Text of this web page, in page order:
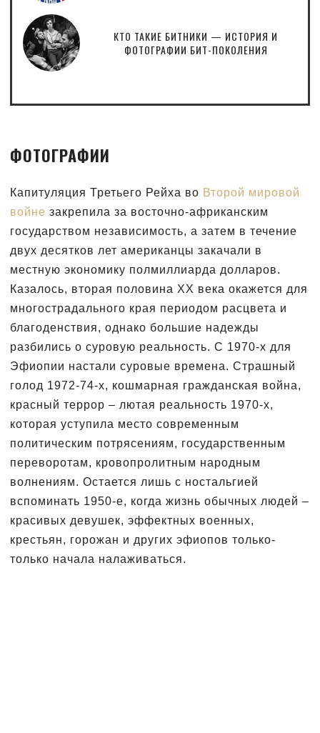
КТО ТАКИЕ БИТНИКИ — ИСТОРИЯ И
ФОТОГРАФИИ БИТ-ПОКОЛЕНИЯ
ФОТОГРАФИИ
Капитуляция Третьего Рейха во Второй мировой
войне закрепила за восточно-африканским
государством независимость, а затем в течение
двух десятков лет американцы закачали в
местную экономику полмиллиарда долларов.
Казалось, вторая половина XX века окажется для
многострадального края периодом расцвета и
благоденствия, однако большие надежды
разбились о суровую реальность. С 1970-х для
Эфиопии настали суровые времена. Страшный
голод 1972-74-х, кошмарная гражданская война,
красный террор – лютая реальность 1970-х,
которая уступила место современным
политическим потрясениям, государственным
переворотам, кровопролитным народным
волнениям. Остается лишь с ностальгией
вспоминать 1950-е, когда жизнь обычных людей –
красивых девушек, эффектных военных,
крестьян, горожан и других эфиопов только-
только начала налаживаться.